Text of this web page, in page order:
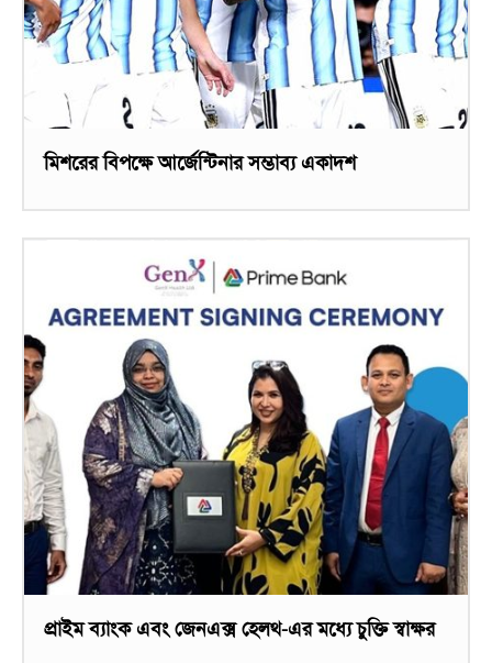
মিশরের বিপক্ষে আর্জেন্টিনার সম্ভাব্য একাদশ
প্রাইম ব্যাংক এবং জেনএক্স হেলথ-এর মধ্যে চুক্তি স্বাক্ষর